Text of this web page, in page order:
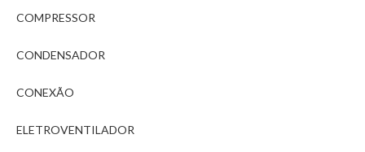
COMPRESSOR
CONDENSADOR
CONEXÃO
ELETROVENTILADOR